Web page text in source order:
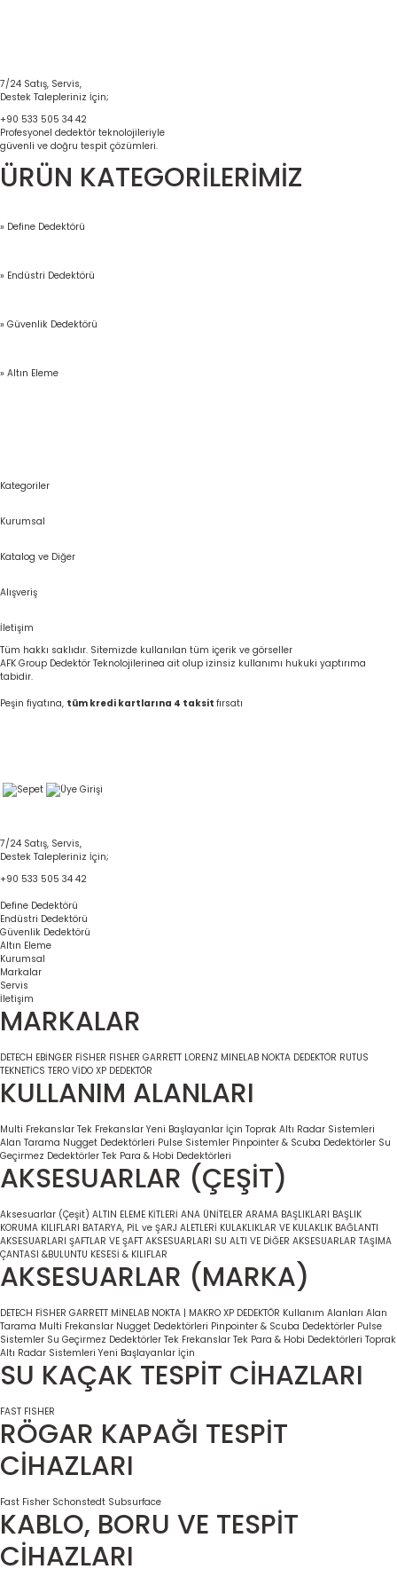
7/24 Satış, Servis,
Destek Talepleriniz İçin;
+90 533 505 34 42
Profesyonel dedektör teknolojileriyle
güvenli ve doğru tespit çözümleri.
ÜRÜN KATEGORİLERİMİZ
» Define Dedektörü
» Endüstri Dedektörü
» Güvenlik Dedektörü
» Altın Eleme
Kategoriler
Kurumsal
Katalog ve Diğer
Alışveriş
İletişim
Tüm hakkı saklıdır. Sitemizde kullanılan tüm içerik ve görseller
AFK Group Dedektör Teknolojilerinea ait olup izinsiz kullanımı hukuki yaptırıma
tabidir.
Peşin fiyatına, tüm kredi kartlarına 4 taksit fırsatı
7/24 Satış, Servis,
Destek Talepleriniz İçin;
+90 533 505 34 42
Define Dedektörü
Endüstri Dedektörü
Güvenlik Dedektörü
Altın Eleme
Kurumsal
Markalar
Servis
İletişim
MARKALAR
DETECH EBİNGER FİSHER FISHER GARRETT LORENZ MINELAB NOKTA DEDEKTÖR RUTUS
TEKNETİCS TERO VİDO XP DEDEKTÖR
KULLANIM ALANLARI
Multi Frekanslar Tek Frekanslar Yeni Başlayanlar İçin Toprak Altı Radar Sistemleri
Alan Tarama Nugget Dedektörleri Pulse Sistemler Pinpointer & Scuba Dedektörler Su
Geçirmez Dedektörler Tek Para & Hobi Dedektörleri
AKSESUARLAR (ÇEŞİT)
Aksesuarlar (Çeşit) ALTIN ELEME KİTLERİ ANA ÜNİTELER ARAMA BAŞLIKLARI BAŞLIK
KORUMA KILIFLARI BATARYA, PİL ve ŞARJ ALETLERİ KULAKLIKLAR VE KULAKLIK BAĞLANTI
AKSESUARLARI ŞAFTLAR VE ŞAFT AKSESUARLARI SU ALTI VE DİĞER AKSESUARLAR TAŞIMA
ÇANTASI &BULUNTU KESESİ & KILIFLAR
AKSESUARLAR (MARKA)
DETECH FİSHER GARRETT MİNELAB NOKTA | MAKRO XP DEDEKTÖR Kullanım Alanları Alan
Tarama Multi Frekanslar Nugget Dedektörleri Pinpointer & Scuba Dedektörler Pulse
Sistemler Su Geçirmez Dedektörler Tek Frekanslar Tek Para & Hobi Dedektörleri Toprak
Altı Radar Sistemleri Yeni Başlayanlar İçin
SU KAÇAK TESPİT CİHAZLARI
FAST FISHER
RÖGAR KAPAĞI TESPİT
CİHAZLARI
Fast Fisher Schonstedt Subsurface
KABLO, BORU VE TESPİT
CİHAZLARI